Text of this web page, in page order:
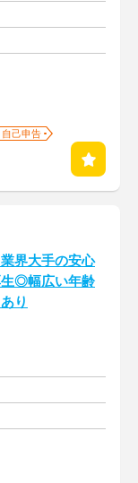
己申告
業界大手の安心
◎幅広い年齢
り